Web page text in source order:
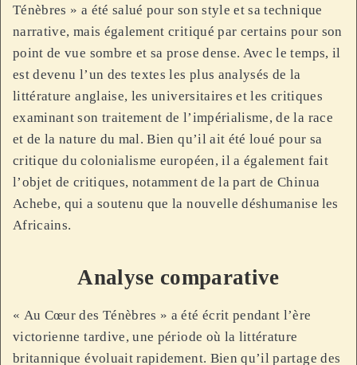
Ténèbres » a été salué pour son style et sa technique
narrative, mais également critiqué par certains pour son
point de vue sombre et sa prose dense. Avec le temps, il
est devenu l’un des textes les plus analysés de la
littérature anglaise, les universitaires et les critiques
examinant son traitement de l’impérialisme, de la race
et de la nature du mal. Bien qu’il ait été loué pour sa
critique du colonialisme européen, il a également fait
l’objet de critiques, notamment de la part de Chinua
Achebe, qui a soutenu que la nouvelle déshumanise les
Africains.
Analyse comparative
« Au Cœur des Ténèbres » a été écrit pendant l’ère
victorienne tardive, une période où la littérature
britannique évoluait rapidement. Bien qu’il partage des